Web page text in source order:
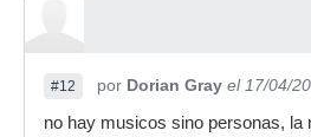
#12 por Dorian Gray el 17/04/
no hay musicos sino personas, la